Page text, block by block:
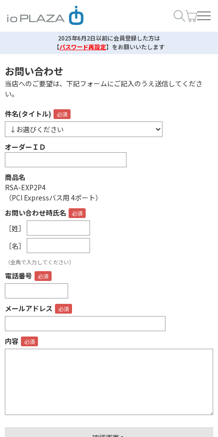
2025年6月2日以前に会員登録した方は
【パスワード再設定】 をお願いいたします
お問い合わせ
当店へのご要望は、下記フォームにご記入のうえ送信してくださ
い。
件名(タイトル)
オーダーＩＤ
商品名
RSA-EXP2P4
（PCI Expressバス用 4ポート）
お問い合わせ時氏名
［姓］
［名］
（全角で入力してください）
電話番号
メールアドレス
内容